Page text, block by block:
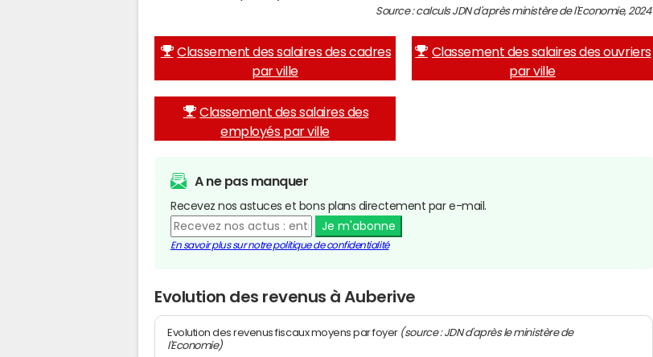
Source : calculs JDN d'après ministère de l'Economie, 2024
Classement des salaires des cadres
par ville
Classement des salaires des ouvriers
par ville
Classement des salaires des
employés par ville
A ne pas manquer
Recevez nos astuces et bons plans directement par e-mail.
Je m'abonne
En savoir plus sur notre politique de confidentialité
Evolution des revenus à Auberive
Evolution des revenus fiscaux moyens par foyer (source : JDN d'après le ministère de
l'Economie)